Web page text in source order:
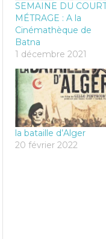
SEMAINE DU
MÉTRAGE : A la
Cinémathèque de
Batna
1 décembre 2021
la bataille d’Alger
20 février 2022